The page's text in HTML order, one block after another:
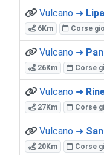
Vulcano ➜
6Km Corse
Vulcano ➜
26Km Corse
Vulcano ➜
27Km Corse
Vulcano ➜
20Km Corse